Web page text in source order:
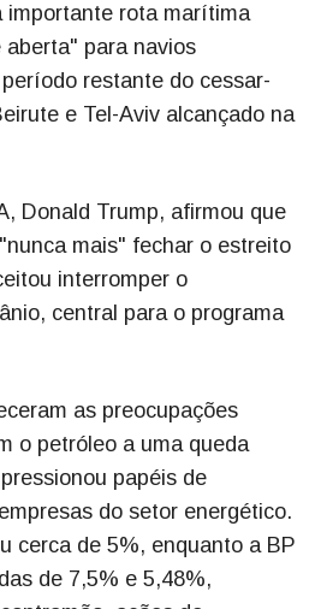
importante rota marítima
para navios
restante do cessar-
e Tel-Aviv alcançado na
Donald Trump, afirmou que
mais" fechar o estreito
interromper o
central para o programa
as preocupações
o petróleo a uma queda
papéis de
do setor energético.
cerca de 5%, enquanto a BP
de 7,5% e 5,48%,